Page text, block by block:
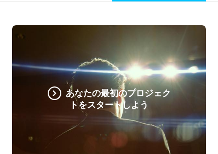
あなたの最初のプロジェク
トをスタートしよう